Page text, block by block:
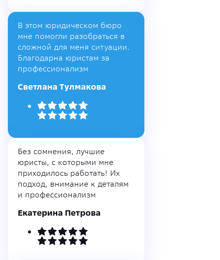
В этом юридическом бюро
мне помогли разобраться в
сложной для меня ситуации.
Благодарна юристам за
профессионализм
Светлана Тулмакова
Без сомнения, лучшие
юристы, с которыми мне
приходилось работать! Их
подход, внимание к деталям
и профессионализм
Екатерина Петрова